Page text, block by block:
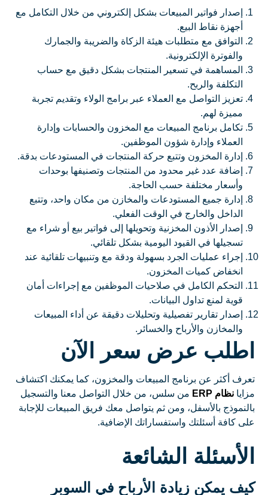
إصدار فواتير المبيعات بشكل إلكتروني من خلال التكامل مع
أجهزة نقاط البيع.
التوافق مع متطلبات هيئة الزكاة والضريبة والجمارك
والفوترة الإلكترونية.
المساهمة في تسعير المنتجات بشكل دقيق مع حساب
التكلفة والربح.
تعزيز التواصل مع العملاء عبر برامج الولاء وتقديم تجربة
مميزة لهم.
تكامل برنامج المبيعات مع المخزون والحسابات وإدارة
العملاء وإدارة شؤون الموظفين.
إدارة المخزون وتتبع حركة المنتجات في المستودعات بدقة.
إضافة عدد غير محدود من المنتجات وتصنيفها بوحدات
وأسعار مختلفة حسب الحاجة.
إدارة جميع المستودعات والمخازن من مكان واحد، وتتبع
الداخل والخارج في الوقت الفعلي.
إصدار الأذون المخزنية وتحويلها إلى فواتير بيع أو شراء مع
تسجيلها في القيود اليومية بشكل تلقائي.
إجراء عمليات الجرد بسهولة ودقة مع وتنبيهات تلقائية عند
انخفاض كميات المخزون.
التحكم الكامل في صلاحيات الموظفين مع إجراءات أمان
قوية لمنع تداول البيانات.
إصدار تقارير تفصيلية وتحليلات دقيقة عن أداء المبيعات
والمخازن والأرباح والخسائر.
اطلب عرض سعر الآن
تعرف أكثر عن برنامج المبيعات والمخزون، كما يمكنك اكتشاف
مزايانظام ERP
من سلس، من خلال التواصل معنا والتسجيل
بالنموذج بالأسفل، ومن ثم يتواصل معك فريق المبيعات للإجابة
على كافة أسئلتك واستفساراتك الإضافية.
الأسئلة الشائعة
كيف يمكن زيادة الأرباح في السوبر